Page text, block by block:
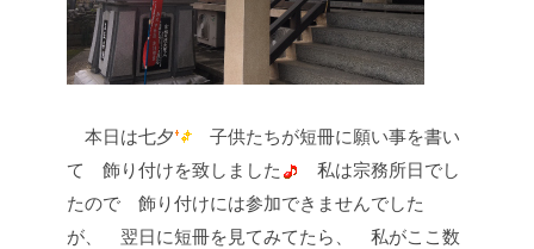
本日は七夕
子供たちが短冊に願い事を書い
て
飾り付けを致しました
私は宗務所日でし
たので 飾り付けには参加できませんでした
が、
翌日に短冊を見てみてたら、
私がここ数